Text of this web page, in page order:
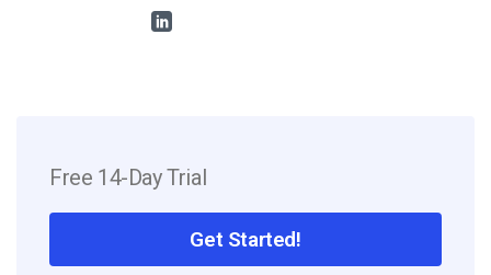
Free 14-Day Trial
Get Started!